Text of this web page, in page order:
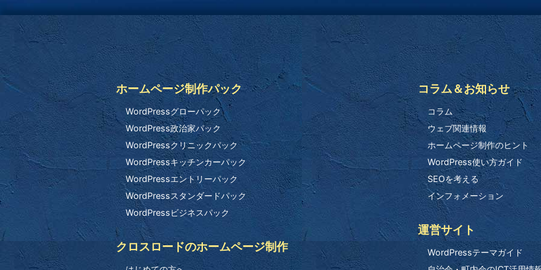
ホームページ制作パック
WordPressグローパック
WordPress政治家パック
WordPressクリニックパック
WordPressキッチンカーパック
WordPressエントリーパック
WordPressスタンダードパック
WordPressビジネスパック
クロスロードのホームページ制作
コラム＆お知らせ
コラム
ウェブ関連情報
ホームページ制作のヒント
WordPress使い方ガイド
SEOを考える
インフォメーション
運営サイト
WordPressテーマガイド